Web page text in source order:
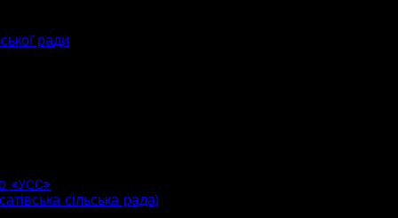
ради
«УСС»
сільська рада)